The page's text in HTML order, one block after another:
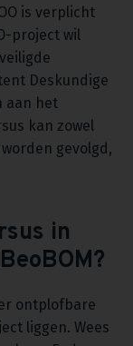
is verplicht
project wil
Deskundige
aan het
kan zowel
gevolgd,
in
ontplofbare
liggen. Wees